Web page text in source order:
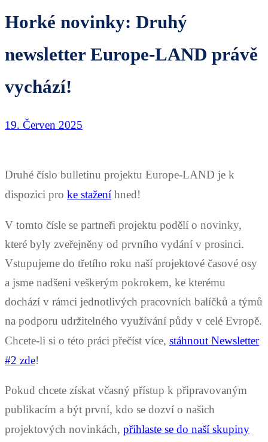
Horké novinky: Druhý
newsletter Europe-LAND právě
vychází!
19. Červen 2025
Druhé číslo bulletinu projektu Europe-LAND je k
dispozici pro ke stažení hned!
V tomto čísle se partneři projektu podělí o novinky,
které byly zveřejněny od prvního vydání v prosinci.
Vstupujeme do třetího roku naší projektové časové osy
a jsme nadšeni veškerým pokrokem, ke kterému
dochází v rámci jednotlivých pracovních balíčků a týmů
na podporu udržitelného využívání půdy v celé Evropě.
Chcete-li si o této práci přečíst více, stáhnout Newsletter
#2 zde!
Pokud chcete získat včasný přístup k připravovaným
publikacím a být první, kdo se dozví o našich
projektových novinkách, přihlaste se do naší skupiny